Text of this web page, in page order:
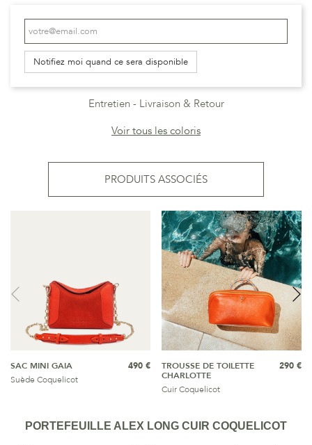
Notifiez moi quand ce sera disponible
Entretien
Livraison & Retour
Voir tous les coloris
PRODUITS ASSOCIÉS
SAC MINI GAIA
Suède Coquelicot
490 €
TROUSSE DE TOILETTE
CHARLOTTE
Cuir Coquelicot
290 €
PORTEFEUILLE ALEX LONG CUIR COQUELICOT